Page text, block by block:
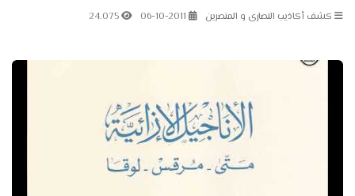
كشف أكاذيب النصارى و المنصرين 06-10-2011
24.075